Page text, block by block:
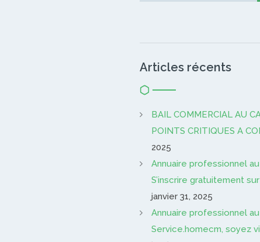
Articles récents
BAIL COMMERCIAL AU
POINTS CRITIQUES A
2025
Annuaire professionnel
S’inscrire gratuitement
janvier 31, 2025
Annuaire professionnel
Service.homecm, soyez